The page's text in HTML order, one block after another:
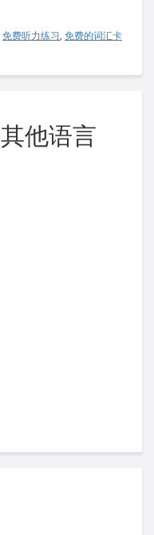
免费听力练习 , 免费的词汇卡
他语言